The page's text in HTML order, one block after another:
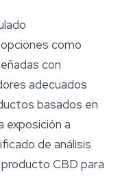
como
con
adecuados
basados en
exposición a
de análisis
CBD para